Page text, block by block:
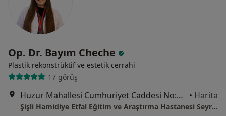
Op. Dr. Bayım Cheche
Plastik rekonstrüktif ve estetik cerrahi
17 görüş
Huzur Mahallesi Cumhuriyet Caddesi No:1 Sarıyer, İstanbul, Sarıyer • Harita
Şişli Hamidiye Etfal Eğitim ve Araştırma Hastanesi Seyrantepe Yerleşkesi